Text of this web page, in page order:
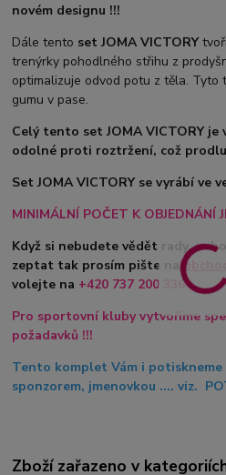
novém designu !!!
Dále tento set JOMA VICTORY
trenýrky pohodlného střihu z
optimalizuje odvod potu z těla. Tyto
gumu v pase.
Celý tento set JOMA VICTORY
odolné proti roztržení, což
Set JOMA VICTORY se vyrábí ve
MINIMÁLNÍ POČET K OBJEDNÁNÍ
Když si nebudete vědět rady,
zeptat tak prosím pište na
volejte na +420 737 200 336
Pro sportovní kluby vytvoříme
požadavků !!!
Tento komplet Vám i potiskneme
sponzorem, jmenovkou .... viz.
Zboží zařazeno v